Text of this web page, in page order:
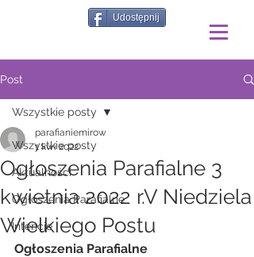
Udostępnij
Post
Wszystkie posty
Aktualności
Ogłoszenia Parafialne
Intencje
Wszystkie posty
Ogłoszenia Parafialne 3
kwietnia 2022 r.V Niedziela
Wielkiego Postu
parafianiemirow
1 kwi 2022
Ogłoszenia Parafialne